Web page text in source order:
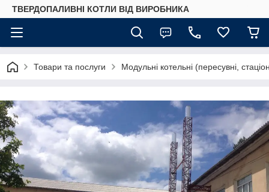
ТВЕРДОПАЛИВНІ КОТЛИ ВІД ВИРОБНИКА
Товари та послуги Модульні котельні (пересувні,